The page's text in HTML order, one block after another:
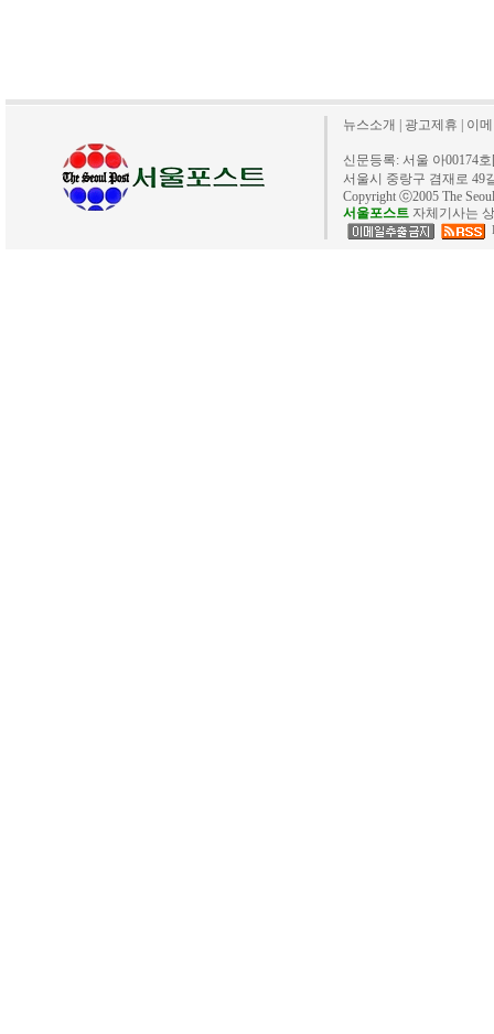
뉴스소개 광고제휴 이
신문등록: 서울 아00174
서울시 중랑구 겸재로 49
Copyright ⓒ2005 The
서울포스트 자체기사는